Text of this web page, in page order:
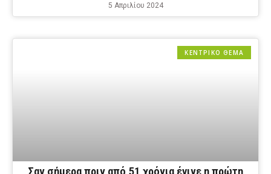
5 Απριλίου 2024
ΚΕΝΤΡΙΚΟ ΘΕΜΑ